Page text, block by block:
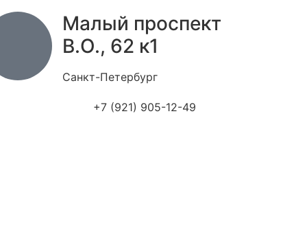
Малый проспект
В.О., 62 к1
Санкт-Петербург
+7 (921) 905-12-49